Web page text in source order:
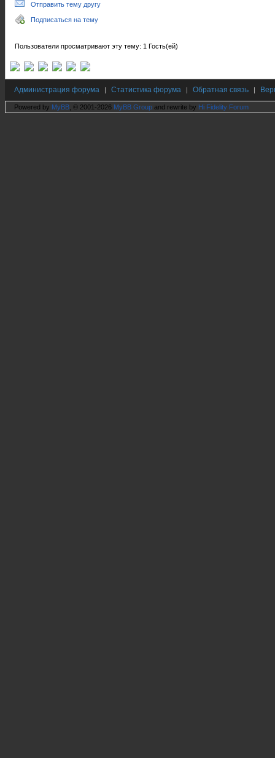
Отправить тему другу
Подписаться на тему
Пользователи просматривают эту тему: 1 Гость(ей)
Администрация форума | Статистика форума | Обратная связь |
Powered by MyBB , © 2001-2026 MyBB Group and rewrite by Hi Fidelity Forum